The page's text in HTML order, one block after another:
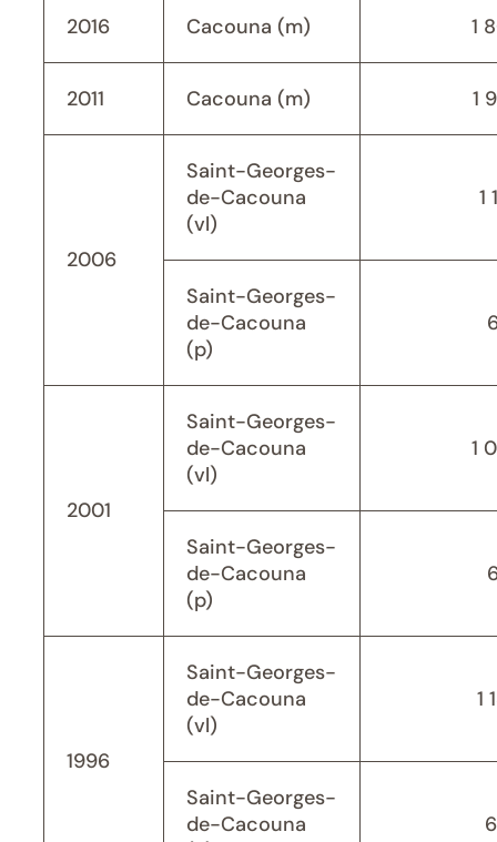
2016 Cacouna (m) 1
2011 Cacouna (m) 1
2006
Saint-Georges-
de-Cacouna
(vl)
1
Saint-Georges-
de-Cacouna
(p)
2001
Saint-Georges-
de-Cacouna
(vl)
1
Saint-Georges-
de-Cacouna
(p)
1996
Saint-Georges-
de-Cacouna
(vl)
1
Saint-Georges-
de-Cacouna